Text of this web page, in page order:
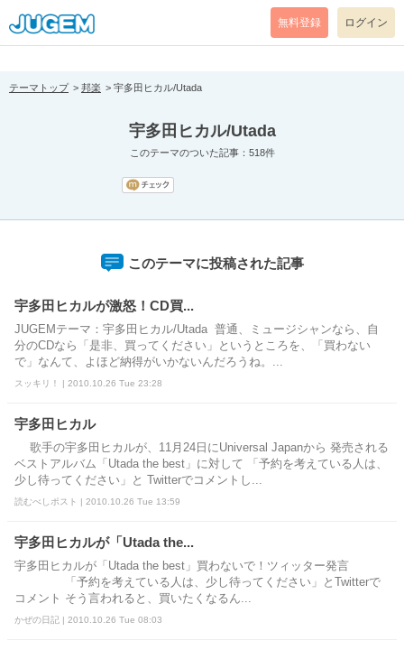
[pear_error: message="Success" code=0 mode=return level=notice
prefix="" info=""]
無料登録 ログイン
テーマトップ 邦楽 宇多田ヒカル/Utada
宇多田ヒカル/Utada
このテーマのついた記事：518件
このテーマに投稿された記事
宇多田ヒカルが激怒！CD買...
JUGEMテーマ：宇多田ヒカル/Utada 普通、ミュージシャンなら、自
分のCDなら「是非、買ってください」というところを、「買わない
で」なんて、よほど納得がいかないんだろうね。...
スッキリ！ | 2010.10.26 Tue 23:28
宇多田ヒカル
歌手の宇多田ヒカルが、11月24日にUniversal Japanから 発売される
ベストアルバム「Utada the best」に対して 「予約を考えている人は、
少し待ってください」と Twitterでコメントし...
読むべしポスト | 2010.10.26 Tue 13:59
宇多田ヒカルが「Utada the...
宇多田ヒカルが「Utada the best」買わないで！ツィッター発言
「予約を考えている人は、少し待ってください」とTwitterで
コメント そう言われると、買いたくなるん...
かぜの日記 | 2010.10.26 Tue 08:03